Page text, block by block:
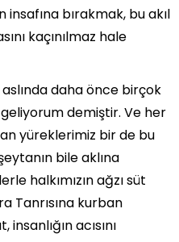
insafına bırakmak, bu akıl
kaçınılmaz hale
aslında daha önce birçok
geliyorum demiştir. Ve her
yüreklerimiz bir de bu
bile aklına
halkımızın ağzı süt
Tanrısına kurban
acısını